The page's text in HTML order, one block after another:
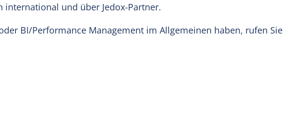
international und über Jedox-Partner.
BI/Performance Management im Allgemeinen haben, rufen Sie